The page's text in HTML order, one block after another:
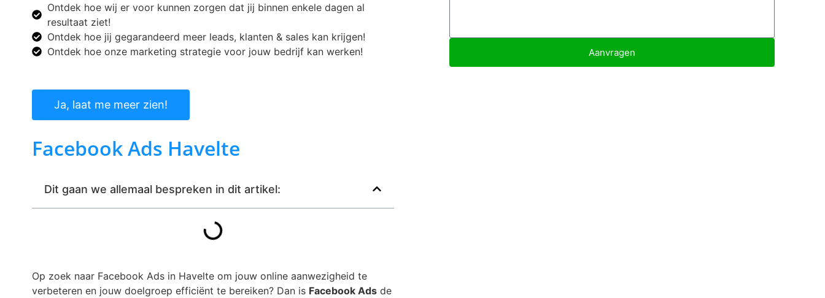
Ontdek hoe wij er voor kunnen zorgen dat jij binnen enkele dagen al
resultaat ziet!
Ontdek hoe jij gegarandeerd meer leads, klanten & sales kan krijgen!
Ontdek hoe onze marketing strategie voor jouw bedrijf kan werken!
Ja, laat me meer zien!
Facebook Ads Havelte
Dit gaan we allemaal bespreken in dit artikel:
Op zoek naar Facebook Ads in Havelte om jouw online aanwezigheid te
verbeteren en jouw doelgroep efficiënt te bereiken? Dan is Facebook Ads de
Aanvragen